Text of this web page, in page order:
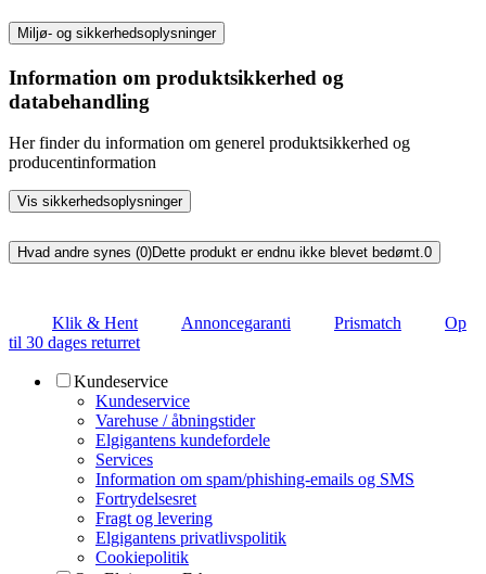
Miljø- og sikkerhedsoplysninger
Information om produktsikkerhed og
databehandling
Her finder du information om generel produktsikkerhed og
producentinformation
Vis sikkerhedsoplysninger
Hvad andre synes (0)Dette produkt er endnu ikke blevet bedømt.0
Klik & Hent Annoncegaranti Prismatch
Op
til 30 dages returret
Kundeservice
Kundeservice
Varehuse / åbningstider
Elgigantens kundefordele
Services
Information om spam/phishing-emails og SMS
Fortrydelsesret
Fragt og levering
Elgigantens privatlivspolitik
Cookiepolitik